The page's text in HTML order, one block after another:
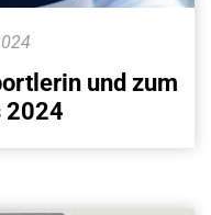
und zum
2024